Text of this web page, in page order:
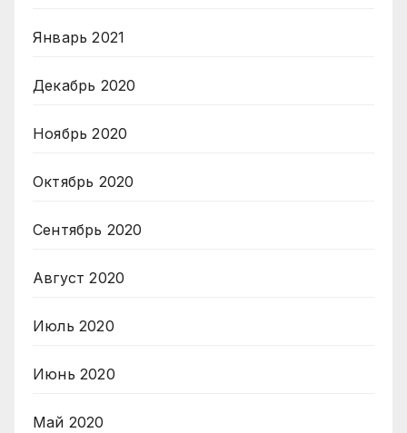
Январь 2021
Декабрь 2020
Ноябрь 2020
Октябрь 2020
Сентябрь 2020
Август 2020
Июль 2020
Июнь 2020
Май 2020